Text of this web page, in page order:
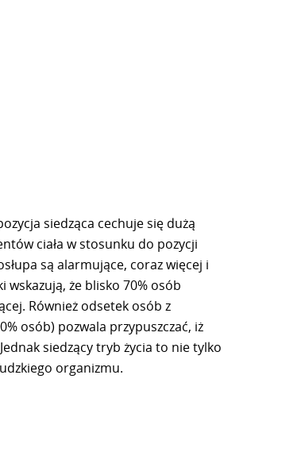
siedząca cechuje się dużą
ciała w stosunku do pozycji
są alarmujące, coraz więcej i
wskazują, że blisko 70% osób
Również odsetek osób z
osób) pozwala przypuszczać, iż
siedzący tryb życia to nie tylko
organizmu.